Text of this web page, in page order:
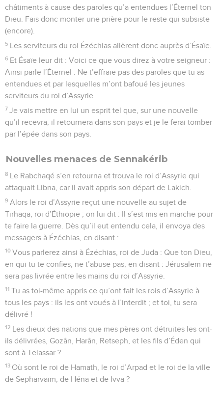
châtiments à cause des paroles qu’a entendues l’Éternel ton
Dieu. Fais donc monter une prière pour le reste qui subsiste
(encore).
5 Les serviteurs du roi Ézéchias allèrent donc auprès d’Ésaïe.
6 Et Ésaïe leur dit : Voici ce que vous direz à votre seigneur :
Ainsi parle l’Éternel : Ne t’effraie pas des paroles que tu as
entendues et par lesquelles m’ont bafoué les jeunes
serviteurs du roi d’Assyrie.
7 Je vais mettre en lui un esprit tel que, sur une nouvelle
qu’il recevra, il retournera dans son pays et je le ferai tomber
par l’épée dans son pays.
Nouvelles menaces de Sennakérib
8 Le Rabchaqé s’en retourna et trouva le roi d’Assyrie qui
attaquait Libna, car il avait appris son départ de Lakich.
9 Alors le roi d’Assyrie reçut une nouvelle au sujet de
Tirhaqa, roi d’Éthiopie ; on lui dit : Il s’est mis en marche pour
te faire la guerre. Dès qu’il eut entendu cela, il envoya des
messagers à Ézéchias, en disant :
10 Vous parlerez ainsi à Ézéchias, roi de Juda : Que ton Dieu,
en qui tu te confies, ne t’abuse pas, en disant : Jérusalem ne
sera pas livrée entre les mains du roi d’Assyrie.
11 Tu as toi-même appris ce qu’ont fait les rois d’Assyrie à
tous les pays : ils les ont voués à l’interdit ; et toi, tu sera
délivré !
12 Les dieux des nations que mes pères ont détruites les ont-
ils délivrées, Gozân, Harân, Retseph, et les fils d’Éden qui
sont à Telassar ?
13 Où sont le roi de Hamath, le roi d’Arpad et le roi de la ville
de Sepharvaïm, de Héna et de Ivva ?